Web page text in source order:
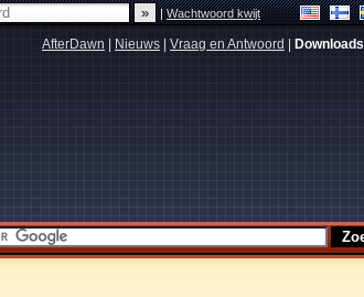
|Wachtwoord kwijt
AfterDawn Nieuws Vraag en Antwoord Downloads